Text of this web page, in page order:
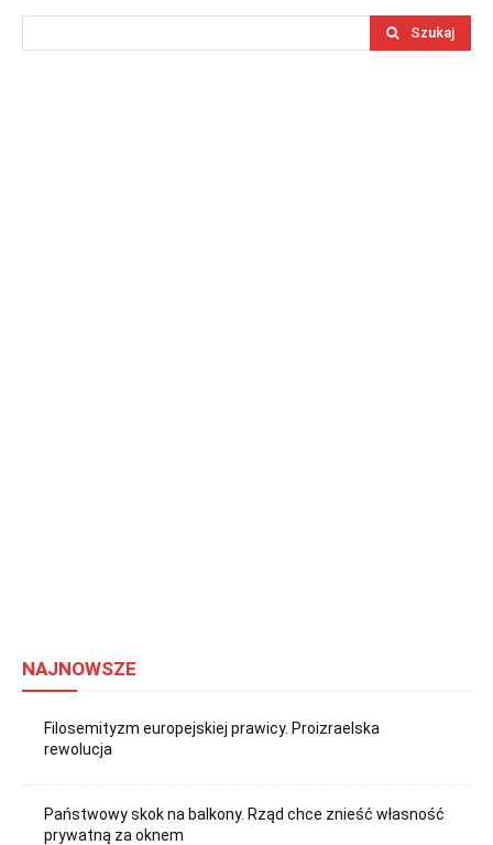
Szukaj
NAJNOWSZE
Filosemityzm europejskiej prawicy. Proizraelska
rewolucja
Państwowy skok na balkony. Rząd chce znieść własność
prywatną za oknem